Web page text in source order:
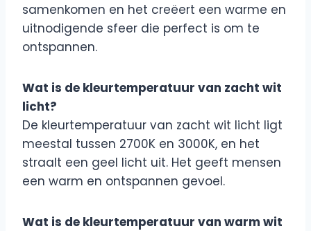
samenkomen en het creëert een warme en
uitnodigende sfeer die perfect is om te
ontspannen.
Wat is de kleurtemperatuur van zacht wit
licht?
De kleurtemperatuur van zacht wit licht ligt
meestal tussen 2700K en 3000K, en het
straalt een geel licht uit. Het geeft mensen
een warm en ontspannen gevoel.
Wat is de kleurtemperatuur van warm wit